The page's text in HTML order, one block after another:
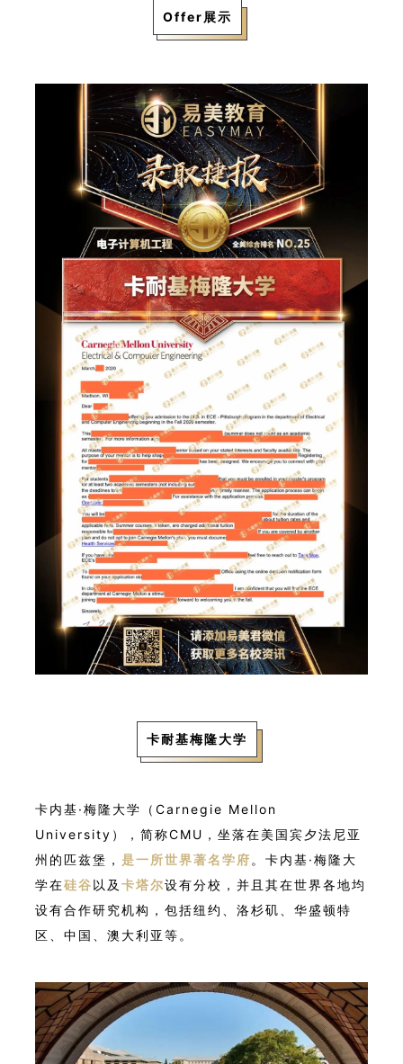
Offer展示
卡耐基梅隆大学
卡内基·梅隆大学（Carnegie Mellon
University），简称CMU，坐落在美国宾夕法尼亚
州的匹兹堡， 是一所世界著名学府 。卡内基·梅隆大
学在硅谷以及 卡塔尔设有分校，并且其在世界各地均
设有合作研究机构，包括纽约、洛杉矶、华盛顿特
区、中国、澳大利亚等。